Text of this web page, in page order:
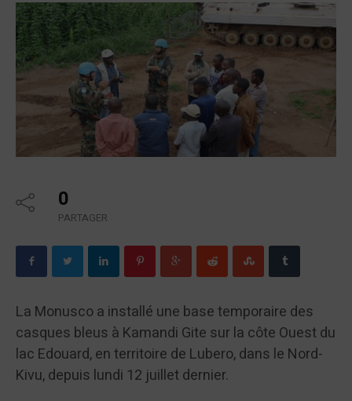
0
PARTAGER
La Monusco a installé une base temporaire des
casques bleus à Kamandi Gite sur la côte Ouest du
lac Edouard, en territoire de Lubero, dans le Nord-
Kivu, depuis lundi 12 juillet dernier.